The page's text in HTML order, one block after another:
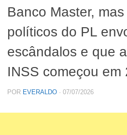
Banco Master,
políticos do PL
escândalos e que
INSS começou em
POR EVERALDO · 07/07/2026